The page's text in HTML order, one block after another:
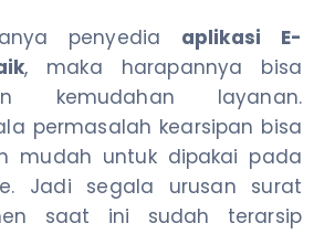
penyedia aplikasi E-
, maka harapannya bisa
kemudahan layanan.
permasalah kearsipan bisa
mudah untuk dipakai pada
Jadi segala urusan surat
saat ini sudah terarsip